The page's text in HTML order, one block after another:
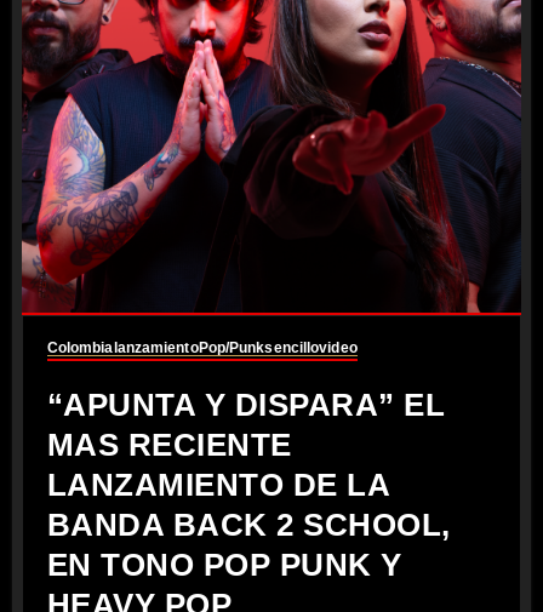
ColombialanzamientoPop/Punksencillovideo
“APUNTA Y DISPARA” EL
MAS RECIENTE
LANZAMIENTO DE LA
BANDA BACK 2 SCHOOL,
EN TONO POP PUNK Y
HEAVY POP